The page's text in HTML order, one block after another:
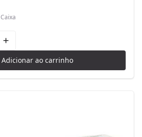
Caixa
Adicionar ao carrinho